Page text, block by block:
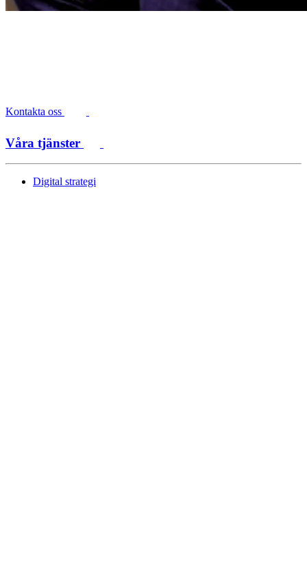
Kontakta oss
Våra tjänster
Digital strategi